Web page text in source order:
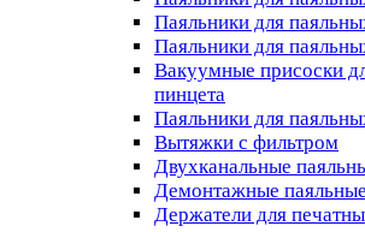
Паяльники для
Паяльники для
Вакуумные присоски
пинцета
Паяльники для
Вытяжки с фильтром
Двухканальные
Демонтажные
Держатели для